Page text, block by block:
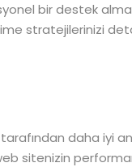
bir destek
stratejilerinizi
daha iyi
sitenizin